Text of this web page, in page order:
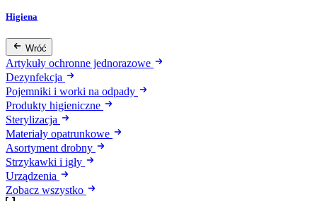
Higiena
Wróć
Artykuły ochronne jednorazowe
Dezynfekcja
Pojemniki i worki na odpady
Produkty higieniczne
Sterylizacja
Materiały opatrunkowe
Asortyment drobny
Strzykawki i igły
Urządzenia
Zobacz wszystko